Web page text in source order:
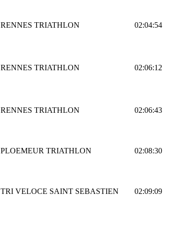
RENNES TRIATHLON 02:04:54
RENNES TRIATHLON 02:06:12
RENNES TRIATHLON 02:06:43
PLOEMEUR TRIATHLON 02:08:30
TRI VELOCE SAINT SEBASTIEN 02:09:09